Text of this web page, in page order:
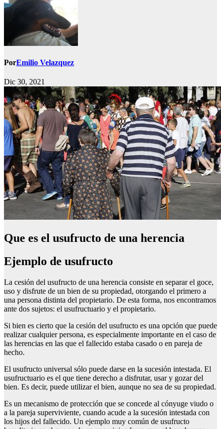
PorEmilio Velazquez
Dic 30, 2021
Que es el usufructo de una herencia
Ejemplo de usufructo
La cesión del usufructo de una herencia consiste en separar el goce,
uso y disfrute de un bien de su propiedad, otorgando el primero a
una persona distinta del propietario. De esta forma, nos encontramos
ante dos sujetos: el usufructuario y el propietario.
Si bien es cierto que la cesión del usufructo es una opción que puede
realizar cualquier persona, es especialmente importante en el caso de
las herencias en las que el fallecido estaba casado o en pareja de
hecho.
El usufructo universal sólo puede darse en la sucesión intestada. El
usufructuario es el que tiene derecho a disfrutar, usar y gozar del
bien. Es decir, puede utilizar el bien, aunque no sea de su propiedad.
Es un mecanismo de protección que se concede al cónyuge viudo o
a la pareja superviviente, cuando acude a la sucesión intestada con
los hijos del fallecido. Un ejemplo muy común de usufructo